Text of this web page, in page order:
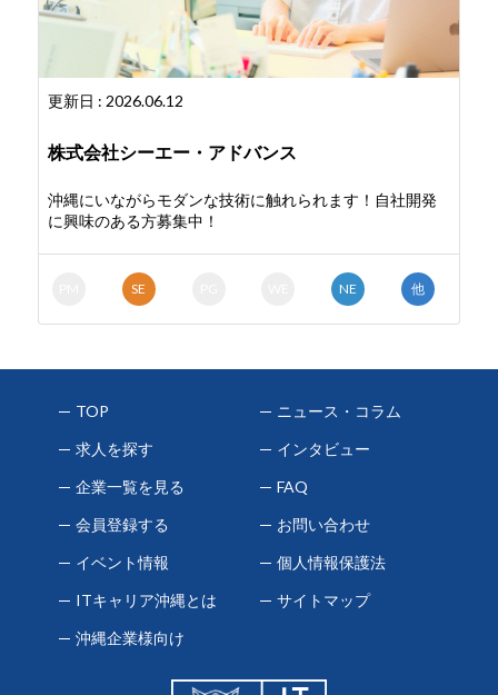
更新日 : 2026.06.12
株式会社シーエー・アドバンス
沖縄にいながらモダンな技術に触れられます！自社開発
に興味のある方募集中！
SE NE 他
TOP
求人を探す
企業一覧を見る
会員登録する
イベント情報
ITキャリア沖縄とは
沖縄企業様向け
ニュース・コラム
インタビュー
FAQ
お問い合わせ
個人情報保護法
サイトマップ